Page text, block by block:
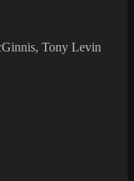
Tony Levin